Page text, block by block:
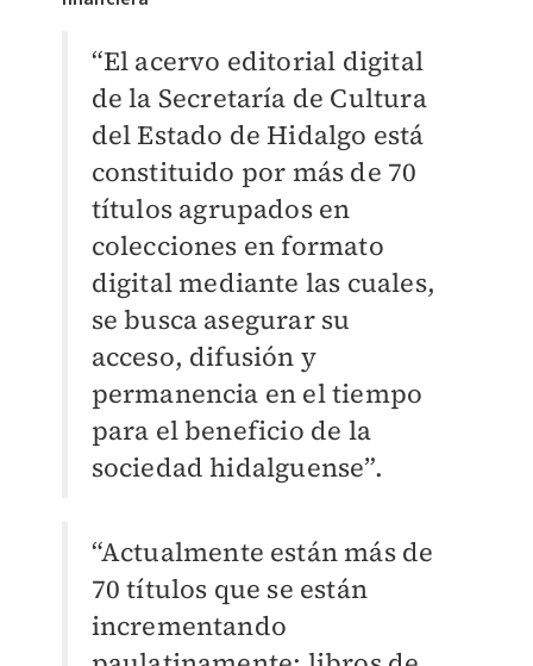
“El acervo editorial digital
de la Secretaría de Cultura
del Estado de Hidalgo está
constituido por más de 70
títulos agrupados en
colecciones en formato
digital mediante las cuales,
se busca asegurar su
acceso, difusión y
permanencia en el tiempo
para el beneficio de la
sociedad hidalguense”.
“Actualmente están más de
70 títulos que se están
incrementando